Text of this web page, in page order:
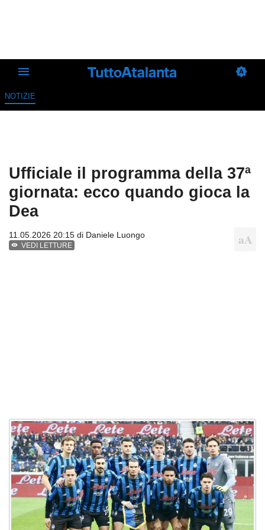
NOTIZIE
Ufficiale il programma della 37ª
giornata: ecco quando gioca la
Dea
11.05.2026 20:15 di Daniele Luongo
VEDI LETTURE